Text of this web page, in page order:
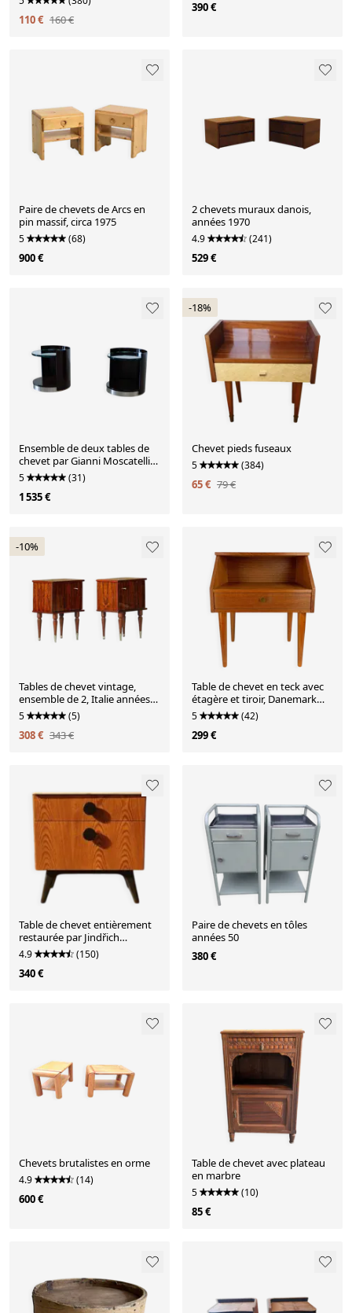
110 € 160 €
390 €
Paire de chevets de Arcs en
pin massif, circa 1975
5 (68)
900 €
2 chevets muraux danois,
années 1970
4.9 (241)
529 €
Ensemble de deux tables de
chevet par Gianni Moscatelli
pour Formanova
5 (31)
1 535 €
-18%
Chevet pieds fuseaux
5 (384)
65 € 79 €
-10%
Tables de chevet vintage,
ensemble de 2, Italie années
1970
5 (5)
308 € 343 €
Table de chevet en teck avec
étagère et tiroir, Danemark
1960
5 (42)
299 €
Table de chevet entièrement
restaurée par Jindřich
Halabala pour ÚP Závody,
moderne du milieu du siècle,
années 1950,
4.9 (150)
340 €
Paire de chevets en tôles
années 50
380 €
Chevets brutalistes en orme
4.9 (14)
600 €
Table de chevet avec plateau
en marbre
5 (10)
85 €